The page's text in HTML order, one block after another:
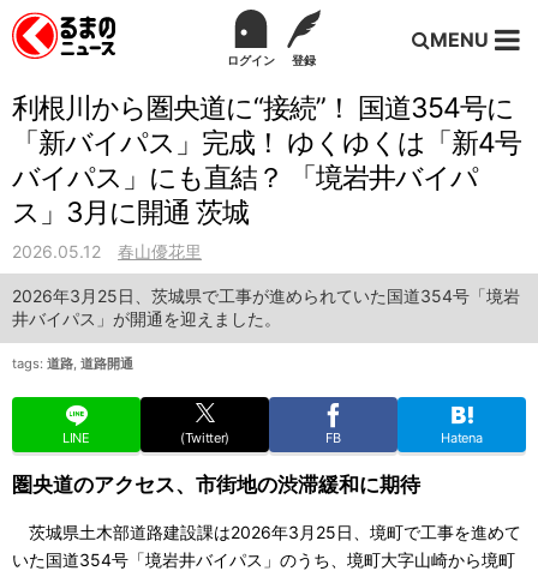
ログイン 登録
MENU
利根川から圏央道に“接続”！ 国道354号に
「新バイパス」完成！ ゆくゆくは「新4号
バイパス」にも直結？ 「境岩井バイパ
ス」3月に開通 茨城
2026.05.12 春山優花里
2026年3月25日、茨城県で工事が進められていた国道354号「境岩
井バイパス」が開通を迎えました。
tags: 道路, 道路開通
LINE (Twitter) FB Hatena
圏央道のアクセス、市街地の渋滞緩和に期待
茨城県土木部道路建設課は2026年3月25日、境町で工事を進めて
いた国道354号「境岩井バイパス」のうち、境町大字山崎から境町